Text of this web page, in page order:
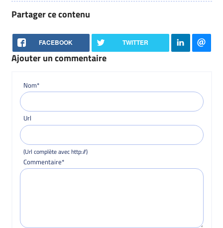
Partager ce contenu
FACEBOOK TWITTER
Ajouter un commentaire
Nom*
Url
(Url complète avec http://)
Commentaire*